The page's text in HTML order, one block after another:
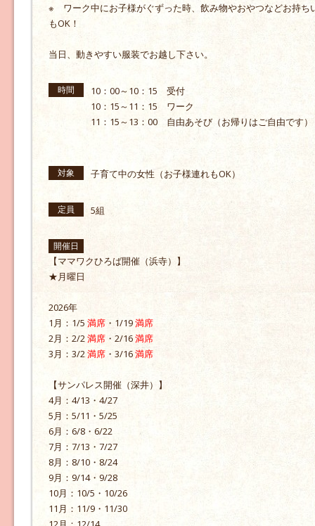
※ ワーク中にお子様がぐずった時、飲み物やおやつなどお持ち
もOK！
当日、動きやすい服装でお越し下さい。
時間
10：00～10：15 受付
10：15～11：15 ワーク
11：15～13：00 自由あそび（お帰りはご自由です）
対象 子育て中の女性（お子様連れもOK）
定員 5組
開催日
【ママワクひろば開催（浜寺）】
★月曜日
2026年
1月：1/5 満席・1/19満席
2月：2/2満席・2/16満席
3月：3/2満席・3/16満席
【サンパレス開催（深井）】
4月：4/13・4/27
5月：5/11・5/25
6月：6/8・6/22
7月：7/13・7/27
8月：8/10・8/24
9月：9/14・9/28
10月：10/5・10/26
11月：11/9・11/30